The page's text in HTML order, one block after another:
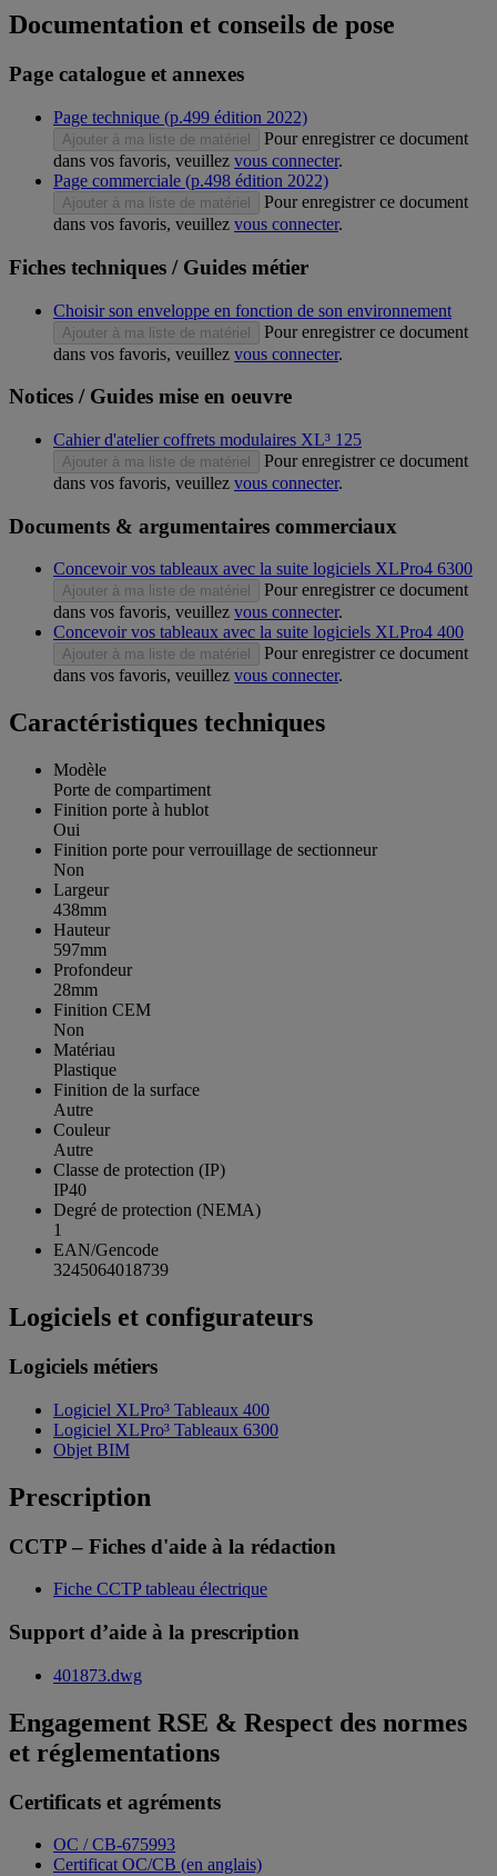
Documentation et conseils de pose
Page catalogue et annexes
Page technique (p.499 édition 2022)
Ajouter à ma liste de matériel
Pour enregistrer ce document
dans vos favoris, veuillez vous connecter.
Page commerciale (p.498 édition 2022)
Ajouter à ma liste de matériel
Pour enregistrer ce document
dans vos favoris, veuillez vous connecter.
Fiches techniques / Guides métier
Choisir son enveloppe en fonction de son environnement
Ajouter à ma liste de matériel
Pour enregistrer ce document
dans vos favoris, veuillez vous connecter.
Notices / Guides mise en oeuvre
Cahier d'atelier coffrets modulaires XL³ 125
Ajouter à ma liste de matériel
Pour enregistrer ce document
dans vos favoris, veuillez vous connecter.
Documents & argumentaires commerciaux
Concevoir vos tableaux avec la suite logiciels XLPro4 6300
Ajouter à ma liste de matériel
Pour enregistrer ce document
dans vos favoris, veuillez vous connecter.
Concevoir vos tableaux avec la suite logiciels XLPro4 400
Ajouter à ma liste de matériel
Pour enregistrer ce document
dans vos favoris, veuillez vous connecter.
Caractéristiques techniques
Modèle
Porte de compartiment
Finition porte à hublot
Oui
Finition porte pour verrouillage de sectionneur
Non
Largeur
438mm
Hauteur
597mm
Profondeur
28mm
Finition CEM
Non
Matériau
Plastique
Finition de la surface
Autre
Couleur
Autre
Classe de protection (IP)
IP40
Degré de protection (NEMA)
1
EAN/Gencode
3245064018739
Logiciels et configurateurs
Logiciels métiers
Logiciel XLPro³ Tableaux 400
Logiciel XLPro³ Tableaux 6300
Objet BIM
Prescription
CCTP – Fiches d'aide à la rédaction
Fiche CCTP tableau électrique
Support d’aide à la prescription
401873.dwg
Engagement RSE & Respect des normes
et réglementations
Certificats et agréments
OC / CB-675993
Certificat OC/CB (en anglais)